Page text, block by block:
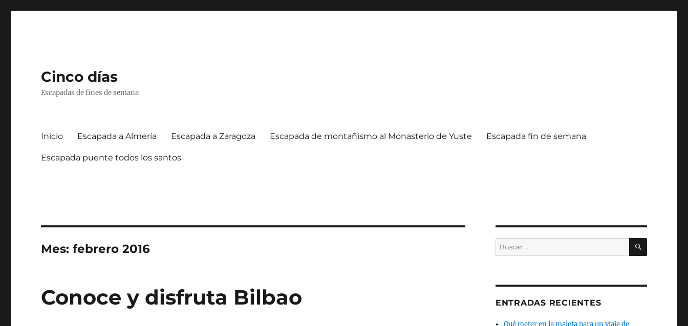
Cinco días
Escapadas de fines de semana
Inicio Escapada a Almería Escapada a Zaragoza Escapada de montañismo al Monasterio de Yuste Escapada fin de semana
Escapada puente todos los santos
Mes:febrero 2016
Conoce y disfruta Bilbao
Buscar
por:
BUSCAR
ENTRADAS RECIENTES
Qué meter en la maleta para un viaje de